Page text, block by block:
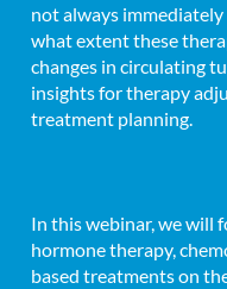
not always
what extent these
changes in circulating
insights for therapy
treatment planning.
In this webinar, we will
hormone therapy,
based treatments on